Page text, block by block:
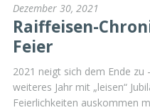
Dezember 30, 2021
Raiffeisen-
Feier
2021 neigt sich dem Ende
weiteres Jahr mit „leisen“
Feierlichkeiten auskommen